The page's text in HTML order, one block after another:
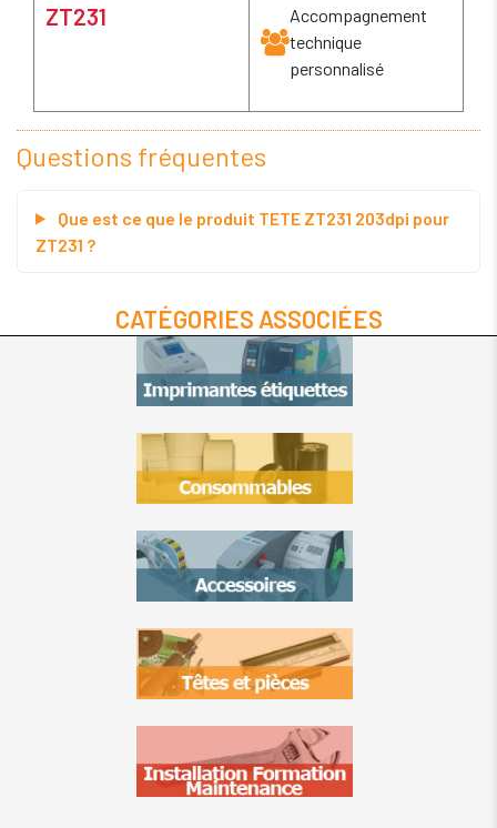
ZT231
Accompagnement
technique
personnalisé
Questions fréquentes
Que est ce que le produit TETE ZT231 203dpi pour
ZT231 ?
CATÉGORIES ASSOCIÉES